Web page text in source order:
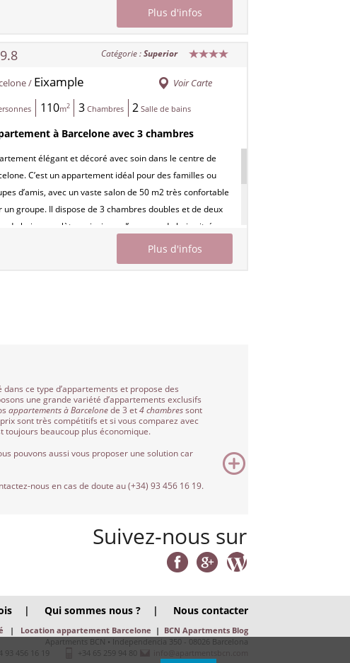
et de 2 salles de bain complètes avec douche.
se situe à côté de la cathédrale de la Sagrada
d’Espagne. Le quartier est animé, avec beaucoup de
bars et restaurants. Possibilité de parking à côté
Plus d'infos
9.8 Catégorie :Superior
/ Eixample Voir Carte
110m2 3 Chambres 2 Salle de bains
à Barcelone avec 3 chambres
élégant et décoré avec soin dans le centre de
C’est un appartement idéal pour des familles ou
d’amis, avec un vaste salon de 50 m2 très confortable
un groupe. Il dispose de 3 chambres doubles et de deux
de bain complètes, ainsi que d’une grande baie vitrée
le salon / salle à manger, qui offre une belle lumière
à cette grande pièce. Le quartier de la Sagrada
Plus d'infos
ce type d’appartements et propose des
une grande variété d’appartements exclusifs
appartements à Barcelonede 3 et4 chambressont
sont très compétitifs et si vous comparez avec
toujours beaucoup plus économique.
pouvons aussi vous proposer une solution car
nous en cas de doute au (+34) 93 456 16 19.
Suivez-nous sur
| Qui sommes nous ? | Nous contacter
| Location appartement Barcelone | BCN Apartments Blog
Apartments BCN • Independencia 350 - 08026 Barcelona
93 456 16 19
+34 65 259 94 80